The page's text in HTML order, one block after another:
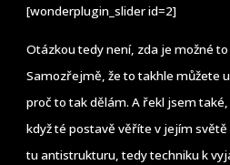
[wonderplugin_slider id=2]
Otázkou tedy není, zda je možné
Samozřejmě, že to takhle můžete
proč to tak dělám. A řekl jsem
když té postavě věříte v jejím
tu antistrukturu, tedy techniku k